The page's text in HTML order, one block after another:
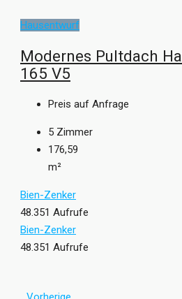
Hausentwurf
Modernes Pultdach
165 V5
Preis auf Anfrage
5 Zimmer
176,59
m²
Bien-Zenker
48.351 Aufrufe
Bien-Zenker
48.351 Aufrufe